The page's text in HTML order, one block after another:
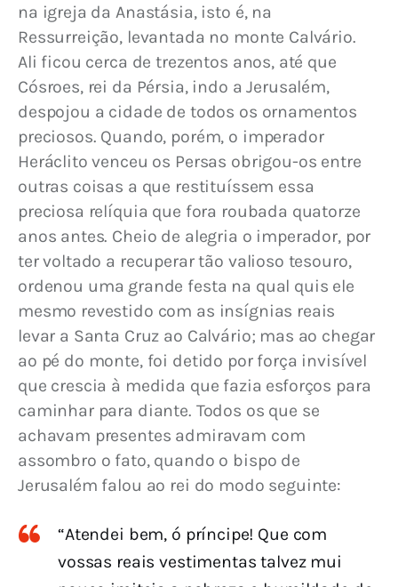
na igreja da Anastásia, isto é, na
Ressurreição, levantada no monte Calvário.
Ali ficou cerca de trezentos anos, até que
Cósroes, rei da Pérsia, indo a Jerusalém,
despojou a cidade de todos os ornamentos
preciosos. Quando, porém, o imperador
Heráclito venceu os Persas obrigou-os entre
outras coisas a que restituíssem essa
preciosa relíquia que fora roubada quatorze
anos antes. Cheio de alegria o imperador, por
ter voltado a recuperar tão valioso tesouro,
ordenou uma grande festa na qual quis ele
mesmo revestido com as insígnias reais
levar a Santa Cruz ao Calvário; mas ao chegar
ao pé do monte, foi detido por força invisível
que crescia à medida que fazia esforços para
caminhar para diante. Todos os que se
achavam presentes admiravam com
assombro o fato, quando o bispo de
Jerusalém falou ao rei do modo seguinte:
“Atendei bem, ó príncipe! Que com
vossas reais vestimentas talvez mui